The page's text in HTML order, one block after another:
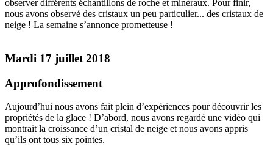
observer différents échantillons de roche et minéraux. Pour finir,
nous avons observé des cristaux un peu particulier... des cristaux de
neige ! La semaine s’annonce prometteuse !
Mardi 17 juillet 2018
Approfondissement
Aujourd’hui nous avons fait plein d’expériences pour découvrir les
propriétés de la glace ! D’abord, nous avons regardé une vidéo qui
montrait la croissance d’un cristal de neige et nous avons appris
qu’ils ont tous six pointes.